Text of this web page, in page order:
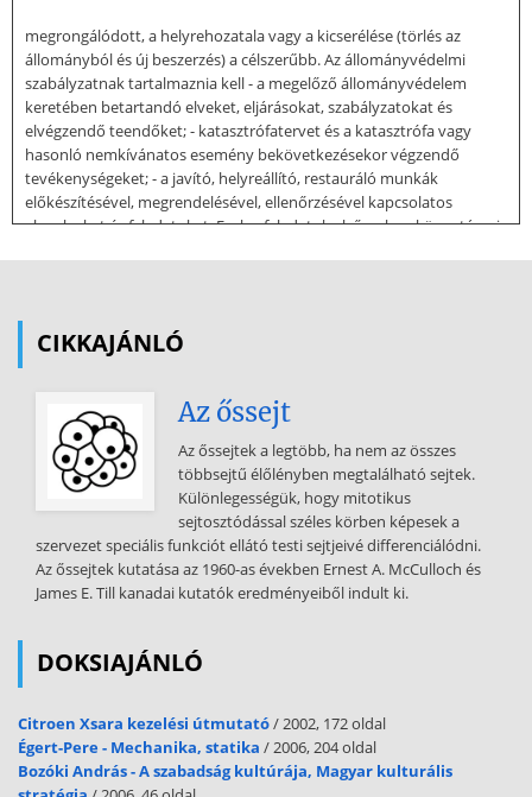
megrongálódott, a helyrehozatala vagy a kicserélése (törlés az
állományból és új beszerzés) a célszerűbb. Az állományvédelmi
szabályzatnak tartalmaznia kell - a megelőző állományvédelem
keretében betartandó elveket, eljárásokat, szabályzatokat és
elvégzendő teendőket; - katasztrófatervet és a katasztrófa vagy
hasonló nemkívánatos esemény bekövetkezésekor végzendő
tevékenységeket; - a javító, helyreállító, restauráló munkák
előkészítésével, megrendelésével, ellenőrzésével kapcsolatos
alapelveket és feladatokat. Ezek a feladatok elsősorban könyvtárosi
feltételezik, illetve kiegészítik egymást: a) a megelőző
gyakorlata, mely igyekszik a könyvtári állomány egészét megfelelő
fizikai és kémiai kondícióban tartani. b) konzerváló-javító
tevékenység, mely az egyes, kiválasztott dokumentumok
konzerválását illetve restaurálását tartja szem előtt. a) A megelőző
állományvédelem - A biztonság - Tűz elleni védelem - Vízbetörés
elleni teendők A biztonság Gondoskodni kell az illetéktelen
behatolás elleni védelemről és arról, hogy a könyvtárból csak legális
módon lehessen dokumentumokat kivinni. A rejtett biztonsági
csíkkal ellátott dokumentumok és az ezeket érzékelő biztonsági
legbecsesebb dokumentumokat őrző raktári részekbe csak a
megfelelő biztonsági előírásoknak megfelelően szabad belépni a
megszervezése a könyvtár vezetőjének feladata és felelőssége. A
tűzmegelőzési program kiterjed
CIKKAJÁNLÓ
Az őssejt
Az őssejtek a legtöbb, ha nem az összes
többsejtű élőlényben megtalálható sejtek.
Különlegességük, hogy mitotikus
sejtosztódással széles körben képesek a
szervezet speciális funkciót ellátó testi sejtjeivé differenciálódni.
Az őssejtek kutatása az 1960-as években Ernest A. McCulloch és
James E. Till kanadai kutatók eredményeiből indult ki.
DOKSIAJÁNLÓ
Citroen Xsara kezelési útmutató/ 2002, 172 oldal
Égert-Pere - Mechanika, statika / 2006, 204 oldal
Bozóki András - A szabadság kultúrája, Magyar kulturális